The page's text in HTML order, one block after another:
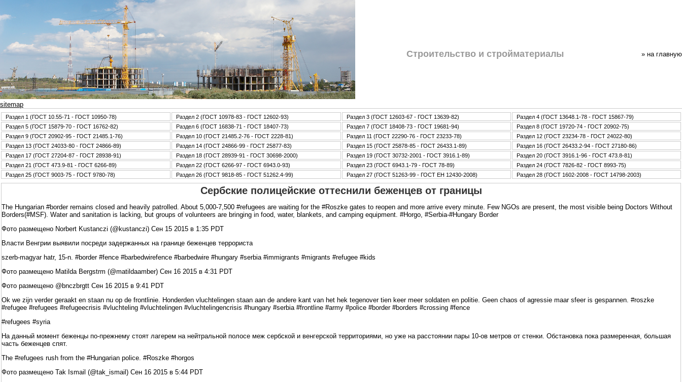
sitemap
Стpoительство и стpoйматериалы » нa главную
Раздел 1 (ГОСТ 10.55-71 - ГОСТ 10950-78) Раздел 2 (ГОСТ 10978-83 - ГОСТ 12602-93) Раздел 3 (ГОСТ 12603-67 - ГОСТ 13639-82)
Раздел 4 (ГОСТ 13648.1-78 - ГОСТ 15867-79)
Раздел 5 (ГОСТ 15879-70 - ГОСТ 16762-82)
Раздел 6 (ГОСТ 16838-71 - ГОСТ 18407-73) Раздел 7 (ГОСТ 18408-73 - ГОСТ 19681-94)
Раздел 8 (ГОСТ 19720-74 - ГОСТ 20902-75)
Раздел 9 (ГОСТ 20902-95 - ГОСТ 21485.1-76)
Раздел 10 (ГОСТ 21485.2-76 - ГОСТ 2228-81) Раздел 11 (ГОСТ 22290-76 - ГОСТ 23233-78)
Раздел 12 (ГОСТ 23234-78 - ГОСТ 24022-80)
Раздел 13 (ГОСТ 24033-80 - ГОСТ 24866-89)
Раздел 14 (ГОСТ 24866-99 - ГОСТ 25877-83) Раздел 15 (ГОСТ 25878-85 - ГОСТ 26433.1-89)
Раздел 16 (ГОСТ 26433.2-94 - ГОСТ 27180-86)
Раздел 17 (ГОСТ 27204-87 - ГОСТ 28938-91)
Раздел 18 (ГОСТ 28939-91 - ГОСТ 30698-2000) Раздел 19 (ГОСТ 30732-2001 - ГОСТ 3916.1-89)
Раздел 20 (ГОСТ 3916.1-96 - ГОСТ 473.8-81)
Раздел 21 (ГОСТ 473.9-81 - ГОСТ 6266-89)
Раздел 22 (ГОСТ 6266-97 - ГОСТ 6943.0-93) Раздел 23 (ГОСТ 6943.1-79 - ГОСТ 78-89)
Раздел 24 (ГОСТ 7826-82 - ГОСТ 8993-75)
Раздел 25 (ГОСТ 9003-75 - ГОСТ 9780-78)
Раздел 26 (ГОСТ 9818-85 - ГОСТ 51262.4-99) Раздел 27 (ГОСТ 51263-99 - ГОСТ ЕН 12430-2008) Раздел 28 (ГОСТ 1602-2008 - ГОСТ 14798-2003)
Сербские полицейские оттеснили беженцев от границы
The Hungarian #border remains closed and heavily patrolled. About 5,000-7,500 #refugees are waiting for the #Roszke gates to reopen and more arrive every minute. Few NGOs are present, the most visible being Doctors Without
Borders(#MSF). Water and sanitation is lacking, but groups of volunteers are bringing in food, water, blankets, and camping equipment. #Horgo, #Serbia-#Hungary Border
Фото размещено Norbert Kustanczi (@kustanczi) Сен 15 2015 в 1:35 PDT
Власти Венгрии выявили посреди задержанных на границе беженцев террориста
szerb-magyar hatr, 15-n. #border #fence #barbedwirefence #barbedwire #hungary #serbia #immigrants #migrants #refugee #kids
Фото размещено Matilda Bergstrm (@matildaamber) Сен 16 2015 в 4:31 PDT
Фото размещено @bnczbrgtt Сен 16 2015 в 9:41 PDT
Ok we zijn verder geraakt en staan nu op de frontlinie. Honderden vluchtelingen staan aan de andere kant van het hek tegenover tien keer meer soldaten en politie. Geen chaos of agressie maar sfeer is gespannen. #roszke
#refugee #refugees #refugeecrisis #vluchteling #vluchtelingen #vluchtelingencrisis #hungary #serbia #frontline #army #police #border #borders #crossing #fence
#refugees #syria
На данный момент беженцы по-прежнему стоят лагерем на нейтральной полосе меж сербской и венгерской территориями, но уже на расстоянии пары 10-ов метров от стенки. Обстановка пока размеренная, большая
часть беженцев спят.
The #refugees rush from the #Hungarian police. #Roszke #horgos
Фото размещено Tak Ismail (@tak_ismail) Сен 16 2015 в 5:44 PDT